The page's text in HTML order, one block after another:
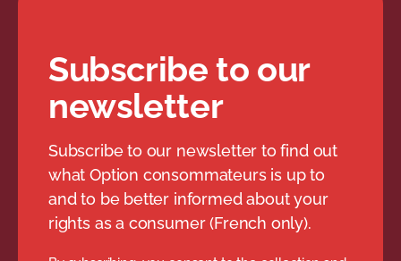
Subscribe to our
newsletter
Subscribe to our newsletter to find out
what Option consommateurs is up to
and to be better informed about your
rights as a consumer (French only).